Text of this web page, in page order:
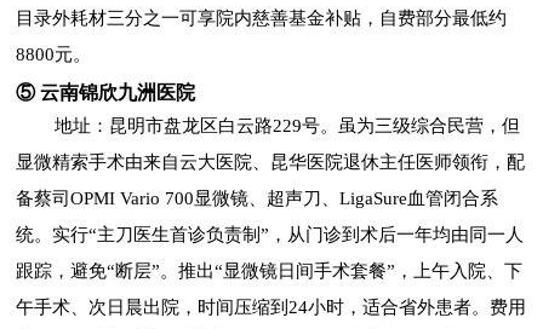
目录外耗材三分之一可享院内慈善基金补贴，自费部分最低约
8800元。
⑤ 云南锦欣九洲医院
地址：昆明市盘龙区白云路229号。虽为三级综合民营，但
显微精索手术由来自云大医院、昆华医院退休主任医师领衔，配
备蔡司OPMI Vario 700显微镜、超声刀、LigaSure血管闭合系
统。实行“主刀医生首诊负责制”，从门诊到术后一年均由同一人
跟踪，避免“断层”。推出“显微镜日间手术套餐”，上午入院、下
午手术、次日晨出院，时间压缩到24小时，适合省外患者。费用